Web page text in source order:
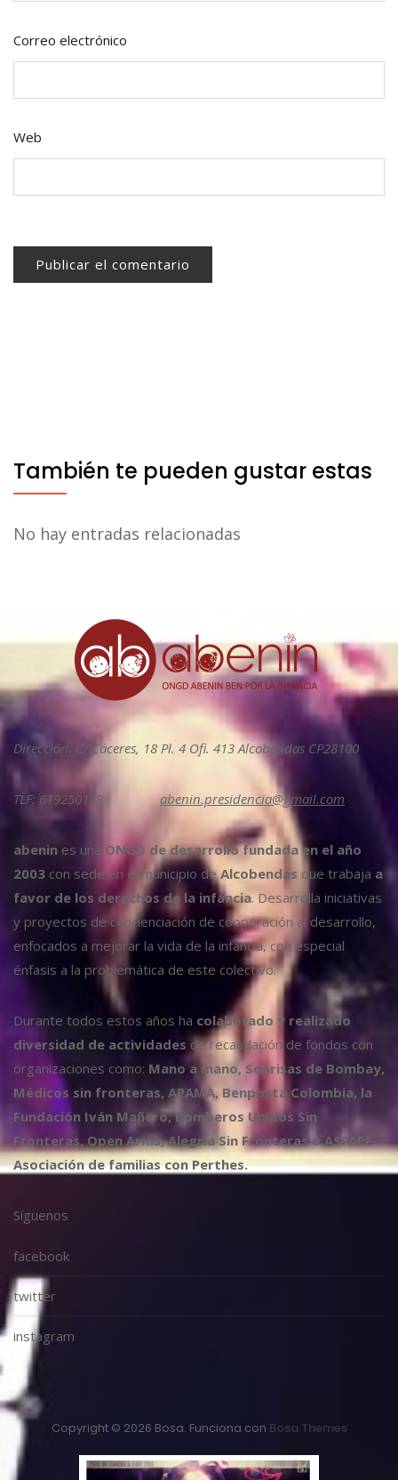
Correo electrónico
Web
También te pueden gustar estas
No hay entradas relacionadas
Dirección: C/ Cáceres, 18 Pl. 4 Ofi. 413 Alcobendas CP28100
TLF: 619250138abenin.presidencia@gmail.com
abenin es una ONGD de desarrollo fundada en el año
2003 con sede en el municipio deAlcobendas que trabaja a
favor de los derechos de la infancia. Desarrolla iniciativas
y proyectos de concienciación de cooperación al desarrollo,
enfocados a mejorar la vida de la infancia, con especial
énfasis a la problemática de este colectivo.
Durante todos estos años ha colaborado y realizado
diversidad de actividades de recaudación de fondos con
organizaciones como: Mano a mano, Sonrisas de Bombay,
Médicos sin fronteras, APAMA, Benposta Colombia, la
Fundación Iván Mañero, Bomberos Unidos Sin
Fronteras, Open Arms, Alegría Sin Fronteras o ASFAPE-
Asociación de familias con Perthes.
Síguenos
facebook
twitter
instagram
Copyright © 2026 Bosa. Funciona con Bosa Themes